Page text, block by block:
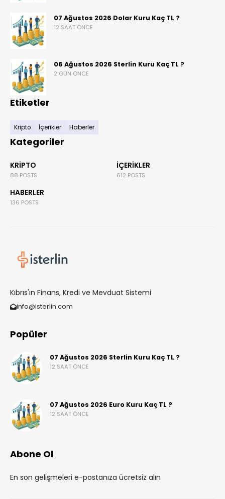
07 Ağustos 2026 Dolar Kuru Kaç TL ?
12 SAAT ÖNCE
06 Ağustos 2026 Sterlin Kuru Kaç TL ?
2 GÜN ÖNCE
Etiketler
Kripto İçerikler Haberler
Kategoriler
KRIPTO
88 POSTS
İÇERIKLER
612 POSTS
HABERLER
136 POSTS
Kıbrıs'ın Finans, Kredi ve Mevduat Sistemi
info@isterlin.com
Popüler
07 Ağustos 2026 Sterlin Kuru Kaç TL ?
12 SAAT ÖNCE
07 Ağustos 2026 Euro Kuru Kaç TL ?
12 SAAT ÖNCE
Abone Ol
En son gelişmeleri e-postanıza ücretsiz alın